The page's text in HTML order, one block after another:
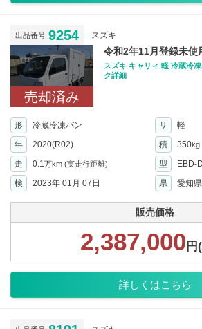
出品番号 9254 スズキ
売却済み
令和2年11月登録未
スズキ キャリィ 軽 冷蔵冷
ク詳細
形 冷蔵冷凍バン サ
軽
年
2020(R02) 積 350kg
走 0.1万km (実走行距離) 型
EBD-
検
2023年 01月 07日 県 愛知県
販売価格
2,387,000 円
詳しくはこちら